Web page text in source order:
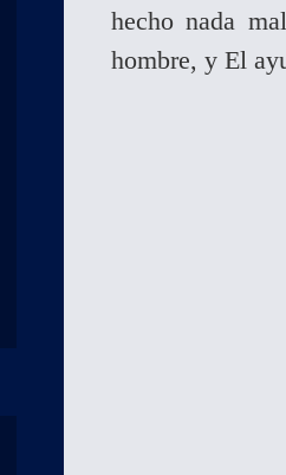
hecho nada
hombre, y El